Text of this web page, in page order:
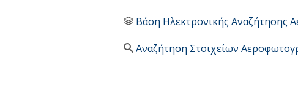
Βάση Ηλεκτρονικής Αναζήτησης
Αναζήτηση Στοιχείων